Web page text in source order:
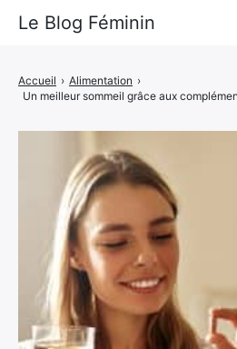
Accueil › Alimentation ›
Un meilleur sommeil grâce aux
Le Blog Féminin
Alimentation
Bien-être
Voyages
Déco & Maison
Amour